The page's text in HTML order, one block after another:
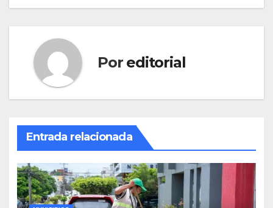
Por editorial
Entrada relacionada